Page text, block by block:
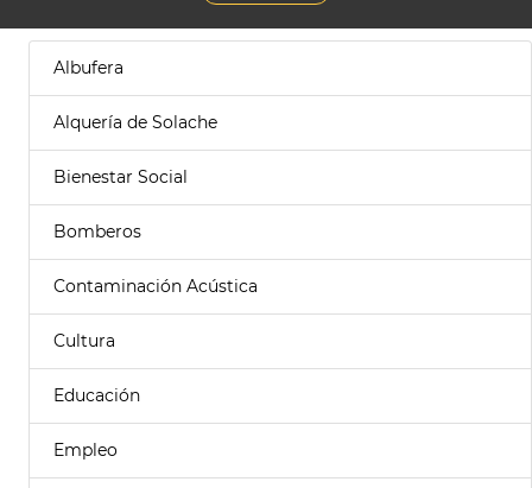
Albufera
Alquería de Solache
Bienestar Social
Bomberos
Contaminación Acústica
Cultura
Educación
Empleo